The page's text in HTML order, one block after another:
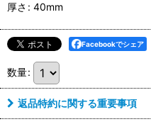
厚さ : 40mm
Facebookでシェア
数量:
返品特約に関する重要事項